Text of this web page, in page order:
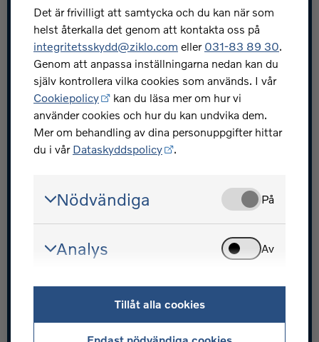
Press och nyheter
Skydda dig mot bedrägerier
Investerarrelationer
Ziklo utvecklarportal
© Ziklo Bank AB (publ) Org.nr 556069-0967
Om VolvofinansCookiepolicy
Dataskyddspolicy
Ändra cookieinställningar
Det är frivilligt att samtycka och du kan när som
helst återkalla det genom att kontakta oss på
integritetsskydd@ziklo.com eller 031-83 89 30.
Genom att anpassa inställningarna nedan kan du
själv kontrollera vilka cookies som används. I vår
Cookiepolicy
kan du läsa mer om hur vi
använder cookies och hur du kan undvika dem.
Mer om behandling av dina personuppgifter hittar
du i vår Dataskyddspolicy .
Nödvändiga På
Analys Av
Tillåt alla cookies